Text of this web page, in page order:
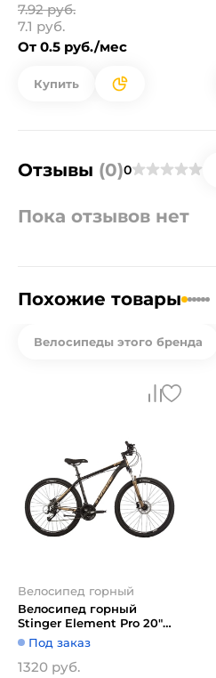
7.92 руб.
7.1 руб.
От 0.5 руб./мес
Купить
Отзывы (0)0
Пока отзывов нет
Похожие товары
Велосипеды этого бренда
Велосипед горный
Велосипед горный
Stinger Element Pro 20"
27.5" (золотистый)
Под заказ
1320 руб.